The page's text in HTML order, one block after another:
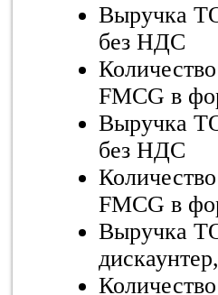
Выручка
без НДС
FMCG в
Выручка
без НДС
FMCG в
Выручка